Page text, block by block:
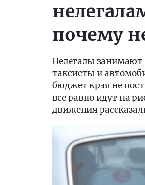
почему
Нелегалы занимают
таксисты и
бюджет края не
все равно идут на
движения